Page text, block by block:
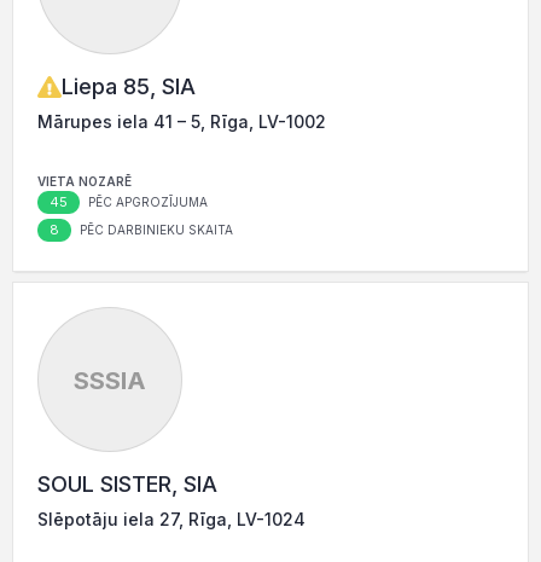
Liepa 85, SIA
Mārupes iela 41 – 5, Rīga, LV-1002
VIETA NOZARĒ
45 PĒC APGROZĪJUMA
8 PĒC DARBINIEKU SKAITA
SSSIA
SOUL SISTER, SIA
Slēpotāju iela 27, Rīga, LV-1024